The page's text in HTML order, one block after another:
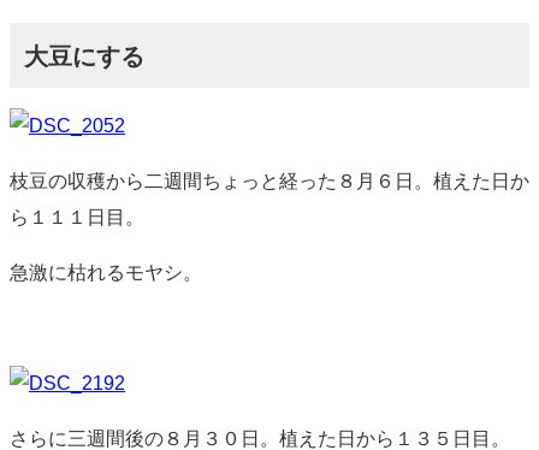
大豆にする
枝豆の収穫から二週間ちょっと経った８月６日。植えた日か
ら１１１日目。
急激に枯れるモヤシ。
さらに三週間後の８月３０日。植えた日から１３５日目。